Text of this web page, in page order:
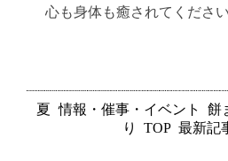
心も身体も癒されてください
夏 情報・催事・イベント 餅
り
TOP 最新記